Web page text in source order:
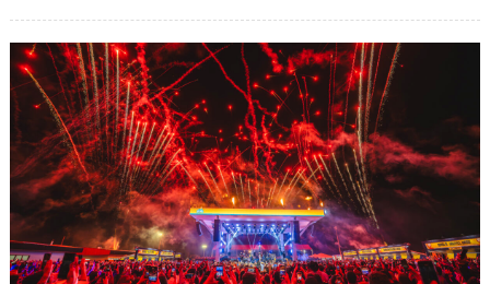
única
no
Sesiminas